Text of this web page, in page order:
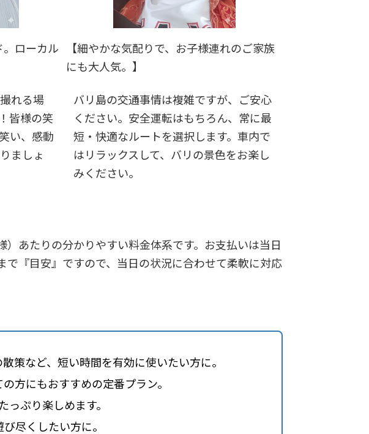
。ローカル
れる場
皆様の笑
い、感動
ましょ
【細やかな気配りで、お子様連れのご家族
にも大人気。】
バリ島の交通事情は複雑ですが、ご安心
ください。安全運転はもちろん、常に最
短・快適なルートを選択します。車内で
はリラックスして、バリの景色をお楽し
みください。
あたりの分かりやすい料金体系です。お支払いは当日
『目安』ですので、当日の状況に合わせて柔軟に対応
策など、短い時間を有効に使いたい方に。
方にもおすすめの定番プラン。
ぷり楽しめます。
尽くしたい方に。